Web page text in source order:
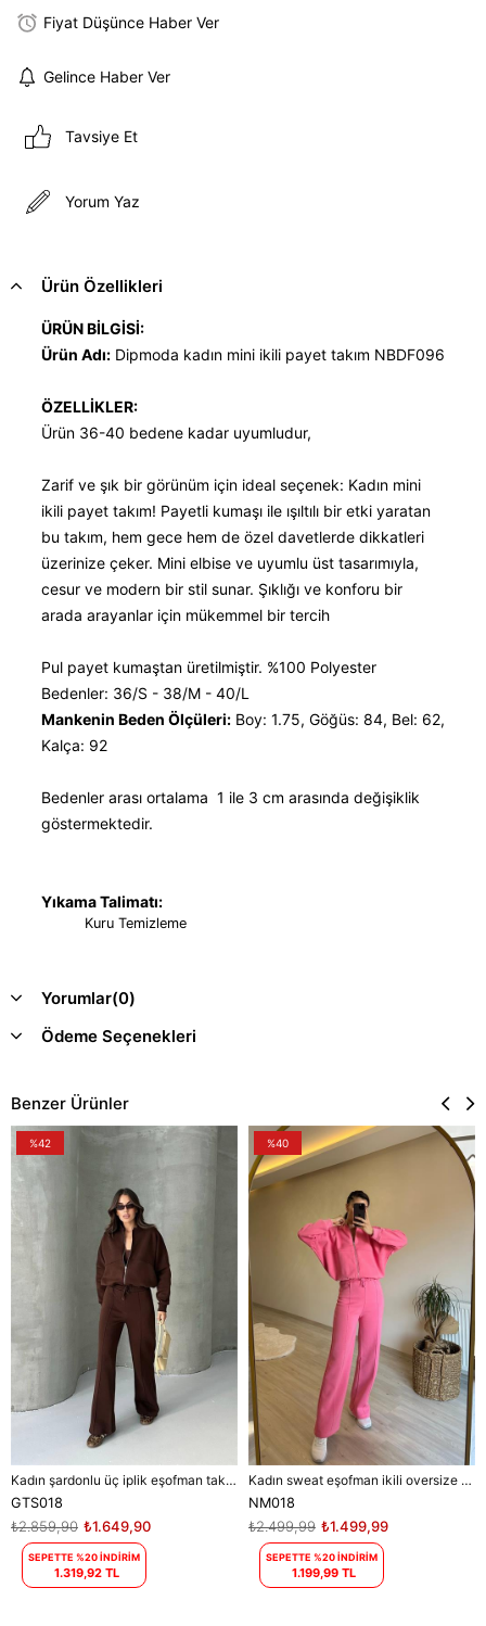
Fiyat Düşünce Haber Ver
Gelince Haber Ver
Tavsiye Et
Yorum Yaz
Ürün Özellikleri
ÜRÜN BİLGİSİ:
Ürün Adı: Dipmoda kadın mini ikili payet takım NBDF096
ÖZELLİKLER:
Ürün 36-40 bedene kadar uyumludur,
Zarif ve şık bir görünüm için ideal seçenek: Kadın mini
ikili payet takım! Payetli kumaşı ile ışıltılı bir etki yaratan
bu takım, hem gece hem de özel davetlerde dikkatleri
üzerinize çeker. Mini elbise ve uyumlu üst tasarımıyla,
cesur ve modern bir stil sunar. Şıklığı ve konforu bir
arada arayanlar için mükemmel bir tercih
Pul payet kumaştan üretilmiştir. %100 Polyester
Bedenler: 36/S - 38/M - 40/L
Mankenin Beden Ölçüleri: Boy: 1.75, Göğüs: 84, Bel: 62,
Kalça: 92
Bedenler arası ortalama 1 ile 3 cm arasında değişiklik
göstermektedir.
Yıkama Talimatı:
Kuru Temizleme
Yorumlar(0)
Ödeme Seçenekleri
Benzer Ürünler
Kadın şardonlu üç iplik eşofman takımı DPGTS018 - Kahverengi
GTS018
₺1.649,90
₺2.859,90
SEPETTE %20 İNDİRİM
1.319,92 TL
%42
Kadın sweat eşofman ikili oversize takım DPNM018
NM018
₺1.499,99
₺2.499,99
SEPETTE %20 İNDİRİM
1.199,99 TL
%40